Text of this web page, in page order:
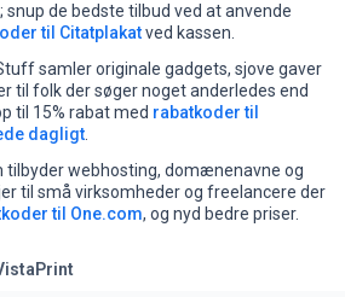
snup de bedste tilbud ved at anvende
til Citatplakatved kassen.
samler originale gadgets, sjove gaver
til folk der søger noget anderledes end
til 15% rabat med rabatkoder til
dagligt
tilbyder webhosting, domænenavne og
til små virksomheder og freelancere der
til One.com, og nyd bedre priser.